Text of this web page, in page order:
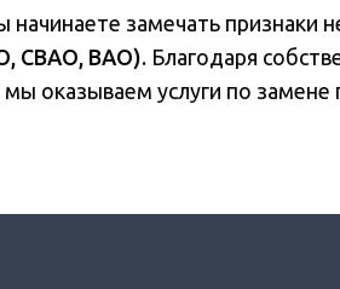
замечать признаки
СВАО, ВАО). Благодаря
оказываем услуги по